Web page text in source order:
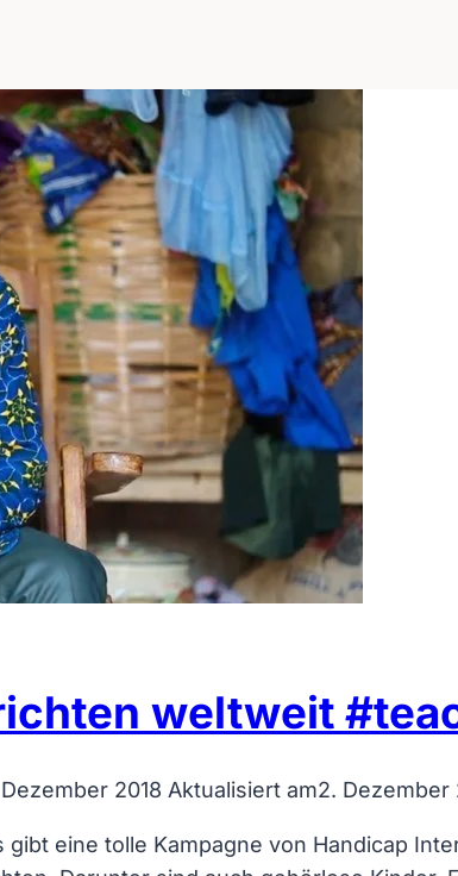
weltweit
2018 Aktualisiert am2. Dezember
eine tolle Kampagne von Handicap